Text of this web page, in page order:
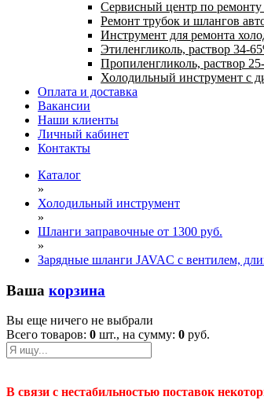
Сервисный центр по
Ремонт трубок и шлангов
Инструмент для ремонта
Этиленгликоль, раствор 34-
Пропиленгликоль, раствор
Холодильный инструмент с
Оплата и доставка
Вакансии
Наши клиенты
Личный кабинет
Контакты
Каталог
»
Холодильный инструмент
»
Шланги заправочные от 1300 руб.
»
Зарядные шланги JAVAC с вентилем,
Ваша корзина
Вы еще ничего не выбрали
Всего товаров: 0 шт., на сумму: 0 руб.
В связи с нестабильностью поставок